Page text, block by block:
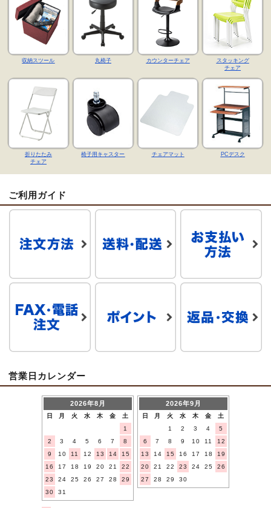
収納スツール 丸椅子 カウンターチェア
スタッキング
チェア
折りたたみ
チェア
椅子用キャスター チェアマット PCデスク
ご利用ガイド
営業日カレンダー
2026年8月
日 月 火 水 木 金
土
1
2
3 4 5 6 7
8
9
10 11 12 13 14
15
16
17 18 19 20 21
22
23
24 25 26 27 28
29
30
31
2026年9月
日 月 火 水 木 金
土
1
2 3 4
5
6
7 8 9 10 11
12
13
14 15 16 17 18
19
20
21 22 23 24 25
26
27
28 29 30